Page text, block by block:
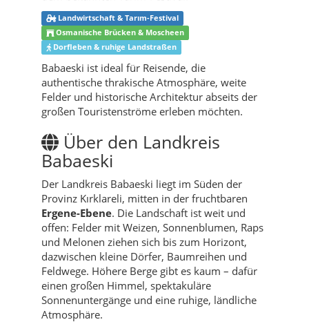
Landwirtschaft & Tarım-Festival
Osmanische Brücken & Moscheen
Dorfleben & ruhige Landstraßen
Babaeski ist ideal für Reisende, die
authentische thrakische Atmosphäre, weite
Felder und historische Architektur abseits der
großen Touristenströme erleben möchten.
Über den Landkreis
Babaeski
Der Landkreis Babaeski liegt im Süden der
Provinz Kırklareli, mitten in der fruchtbaren
Ergene-Ebene. Die Landschaft ist weit und
offen: Felder mit Weizen, Sonnenblumen, Raps
und Melonen ziehen sich bis zum Horizont,
dazwischen kleine Dörfer, Baumreihen und
Feldwege. Höhere Berge gibt es kaum – dafür
einen großen Himmel, spektakuläre
Sonnenuntergänge und eine ruhige, ländliche
Atmosphäre.